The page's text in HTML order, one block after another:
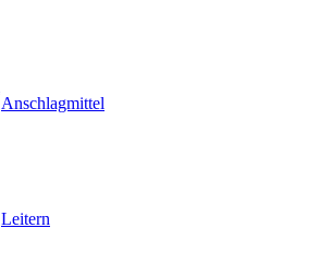
Anschlagmittel
Leitern